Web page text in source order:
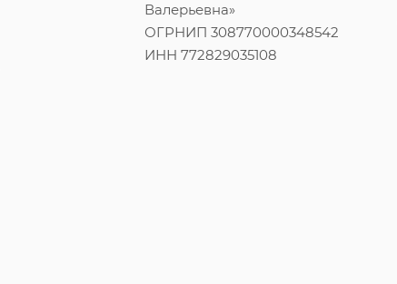
Валерьевна»
ОГРНИП 308770000348542
ИНН 772829035108